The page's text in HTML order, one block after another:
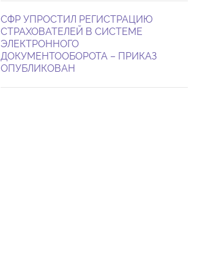
СФР УПРОСТИЛ РЕГИСТРАЦИЮ
СТРАХОВАТЕЛЕЙ В СИСТЕМЕ
ЭЛЕКТРОННОГО
ДОКУМЕНТООБОРОТА – ПРИКАЗ
ОПУБЛИКОВАН